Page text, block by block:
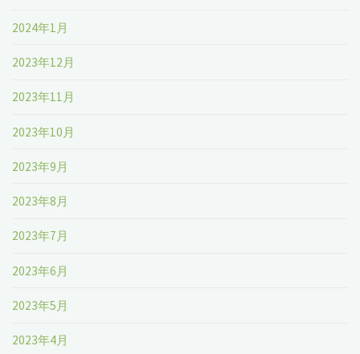
2024年1月
2023年12月
2023年11月
2023年10月
2023年9月
2023年8月
2023年7月
2023年6月
2023年5月
2023年4月